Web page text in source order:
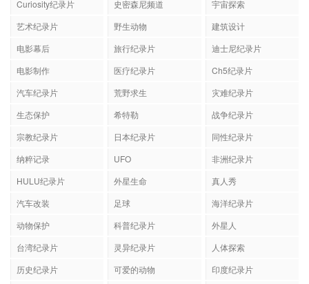
Curiosity纪录片 史密森尼频道
宇宙探索
艺术纪录片
野生动物
建筑设计
电影幕后
旅行纪录片
迪士尼纪录片
电影制作
医疗纪录片
Ch5纪录片
汽车纪录片
荒野求生
灾难纪录片
生态保护
希特勒
战争纪录片
宗教纪录片
日本纪录片
同性纪录片
纳粹记录
UFO
非洲纪录片
HULU纪录片
外星生命
真人秀
汽车改装
足球
海洋纪录片
动物保护
科普纪录片
外星人
台湾纪录片
灵异纪录片
人体探索
历史纪录片
可爱的动物
印度纪录片